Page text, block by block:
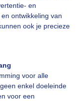
en
ontwikkeling van
ook je precieze
voor alle
enkel doeleinde
voor een